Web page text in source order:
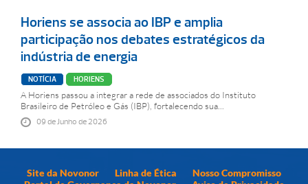
Horiens se associa ao IBP e amplia
participação nos debates estratégicos da
indústria de energia
NOTÍCIA HORIENS
A Horiens passou a integrar a rede de associados do Instituto
Brasileiro de Petróleo e Gás (IBP), fortalecendo sua...
09 de Junho de 2026
Site da Novonor Linha de Ética
Nosso Compromisso